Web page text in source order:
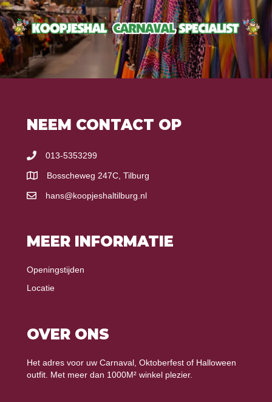
NEEM CONTACT OP
013-5353299
Bosscheweg 247C, Tilburg
hans@koopjeshaltilburg.nl
MEER INFORMATIE
Openingstijden
Locatie
OVER ONS
Het adres voor uw Carnaval, Oktoberfest of Halloween
outfit. Met meer dan 1000M² winkel plezier.